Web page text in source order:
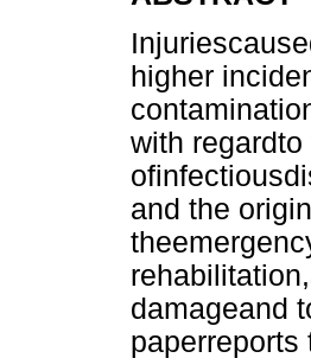
higher
with
and the
damageand